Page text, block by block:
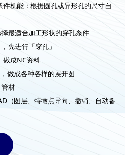
机能：根据圆孔或异形孔的尺寸自
最适合加工形状的穿孔条件
先进行「穿孔」
做成NC资料
做成各种各样的展开图
材
（图层、特徵点导向、撤销、自动备